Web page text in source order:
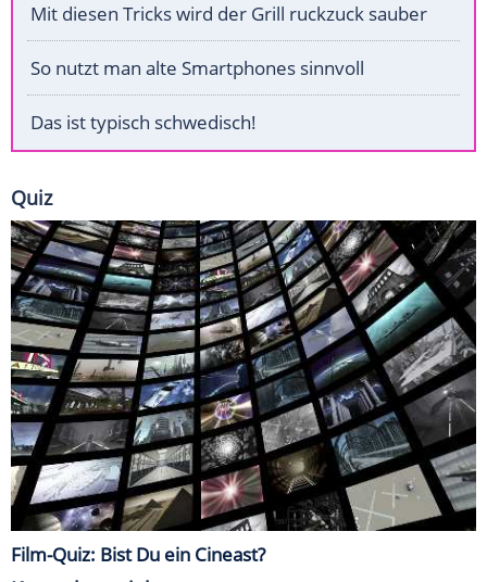
Mit diesen Tricks wird der Grill ruckzuck sauber
So nutzt man alte Smartphones sinnvoll
Das ist typisch schwedisch!
Quiz
Film-Quiz: Bist Du ein Cineast?